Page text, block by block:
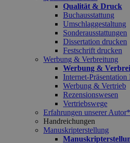
Qualität & Druck
Buchausstattung
Umschlaggestaltung
Sonderausstattungen
Dissertation drucken
Festschrift drucken
Werbung & Verbreitung
Werbung &
Internet-Präsentation
Werbung & Vertrieb
Rezensionswesen
Vertriebswege
Erfahrungen unserer
Handreichungen
Manuskripterstellung